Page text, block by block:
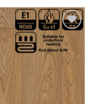
Add to
wishlist